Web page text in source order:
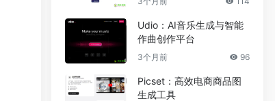
Udio：AI音乐生成与智能
作曲创作平台
3个月前 96
Picset：高效电商商品图
生成工具